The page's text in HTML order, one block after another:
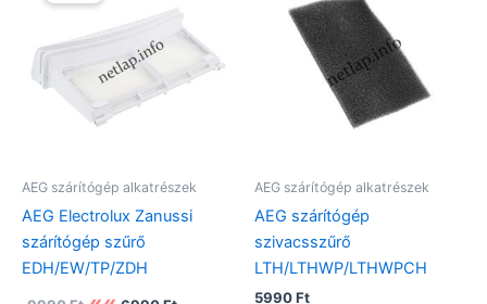
AEG szárítógép alkatrészek
AEG Electrolux Zanussi
szárítógép szűrő
EDH/EW/TP/ZDH
Original
AEG szárítógép alkatrészek
AEG szárítógép
szivacsszűrő
LTH/LTHWP/LTHWPCH
5990Ft